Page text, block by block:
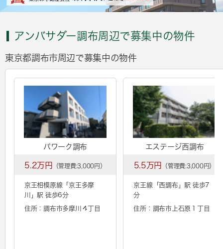
アンバサダー調布周辺で募集中の物件
東京都調布市周辺で募集中の物件
パワーク調布
5.2万円 （管理費:3,000円）
京王相模原線「京王多摩
川
」駅 徒歩6分
住所：調布市多摩川４丁目
エステージ西調布
5.5万円 （管理費:3,000円）
京王線「 西調布」駅 徒歩7
分
住所：調布市上石原１丁目